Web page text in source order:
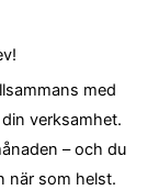
med
verksamhet.
– och du
när som helst.